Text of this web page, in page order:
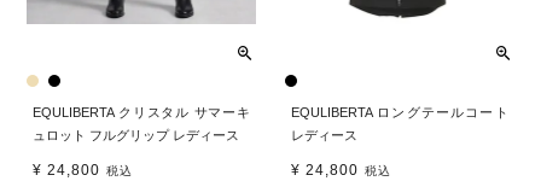
EQULIBERTA クリスタル サマーキ
ュロット フルグリップ レディース
¥ 24,800 税込
EQULIBERTA ロングテールコート
レディース
¥ 24,800 税込